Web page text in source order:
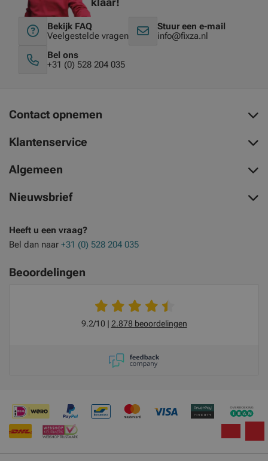
Bekijk FAQ
Veelgestelde vragen
Stuur een e-mail
info@fixza.nl
Bel ons
+31 (0) 528 204 035
Contact opnemen
Klantenservice
Algemeen
Nieuwsbrief
Heeft u een vraag?
Bel dan naar +31 (0) 528 204 035
Beoordelingen
9.2/10 2.878 beoordelingen